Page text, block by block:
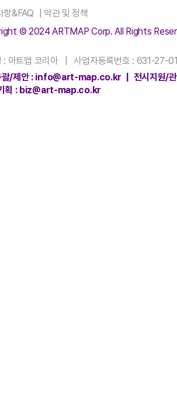
항&FAQ
약관 및 정책
© 2024 ARTMAP Corp. All Rights
: 아트맵 코리아 | 사업자등록번호 : 631-27-
괄/제안 : info@art-map.co.kr | 전시지
획 : biz@art-map.co.kr